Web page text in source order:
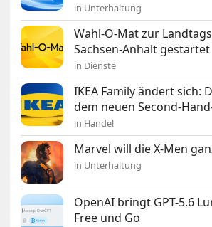
in Unterhaltung
Wahl-O-Mat zur
Sachsen-Anhalt gestartet
in Dienste
IKEA Family ändert sich:
dem neuen Second-
in Handel
Marvel will die X-Men
in Unterhaltung
OpenAI bringt GPT-5.6
Free und Go